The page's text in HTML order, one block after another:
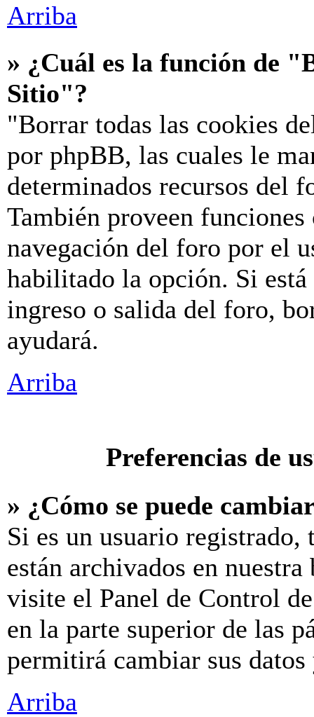
Arriba
» ¿Cuál es la función de
Sitio"?
"Borrar todas las cookies
por phpBB, las cuales le
determinados recursos del
También proveen
navegación del foro por el
habilitado la opción. Si
ingreso o salida del foro,
ayudará.
Arriba
Preferencias de
» ¿Cómo se puede
Si es un usuario registrado,
están archivados en
visite el Panel de Control
en la parte superior de las
permitirá cambiar sus
Arriba